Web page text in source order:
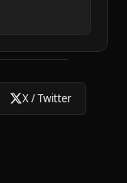
X / Twitter